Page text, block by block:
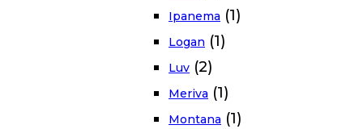
Ipanema (1)
Logan (1)
Luv (2)
Meriva (1)
Montana (1)